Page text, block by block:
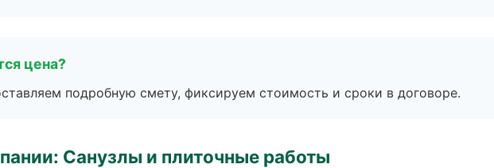
цена?
подробную смету, фиксируем стоимость и сроки в договоре.
Санузлы и плиточные работы